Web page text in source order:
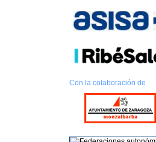
Con la colaboración de